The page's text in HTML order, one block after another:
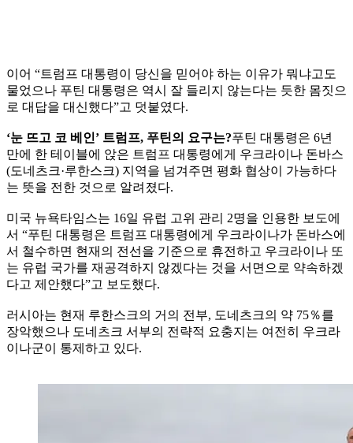
이어 “트럼프 대통령이 당신을 믿어야 하는 이유가 뭐냐고도
물었으나 푸틴 대통령은 역시 잘 들리지 않는다는 듯한 몸짓으
로 대답을 대신했다”고 덧붙였다.
‘눈 뜨고 코 베인’ 트럼프, 푸틴의 요구는?푸틴 대통령은 6년
만에 한 테이블에 앉은 트럼프 대통령에게 우크라이나 돈바스
(도네츠크·루한스크) 지역을 넘겨주면 평화 협상이 가능하다
는 뜻을 전한 것으로 알려졌다.
미국 뉴욕타임스는 16일 유럽 고위 관리 2명을 인용한 보도에
서 “푸틴 대통령은 트럼프 대통령에게 우크라이나가 돈바스에
서 철수하면 현재의 전선을 기준으로 휴전하고 우크라이나 또
는 유럽 국가를 재공격하지 않겠다는 것을 서면으로 약속하겠
다고 제안했다”고 보도했다.
러시아는 현재 루한스크의 거의 전부, 도네츠크의 약 75％를
장악했으나 도네츠크 서부의 전략적 요충지는 여전히 우크라
이나군이 통제하고 있다.